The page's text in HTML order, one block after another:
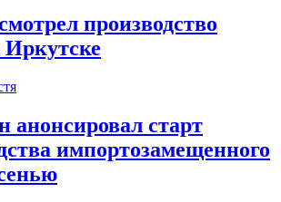
производство
анонсировал старт
импортозамещенного